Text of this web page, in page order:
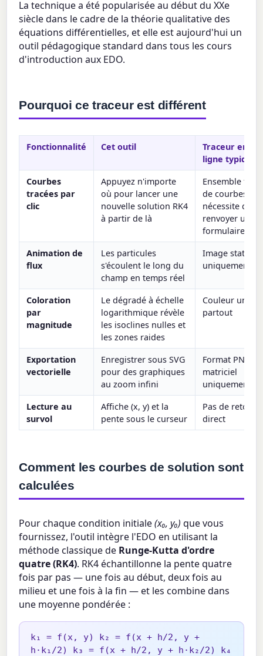
La technique a été popularisée au début du XXe
siècle dans le cadre de la théorie qualitative des
équations différentielles, et elle est aujourd'hui un
outil pédagogique standard dans tous les cours
d'introduction aux EDO.
Pourquoi ce traceur est différent
Fonctionnalité Cet outil
Traceur en
ligne typique
Courbes
tracées par
clic
Appuyez n'importe
où pour lancer une
nouvelle solution RK4
à partir de là
Ensemble fixe
de courbes ;
nécessite de
renvoyer un
formulaire
Animation de
flux
Les particules
s'écoulent le long du
champ en temps réel
Image statique
uniquement
Coloration
par
magnitude
Le dégradé à échelle
logarithmique révèle
les isoclines nulles et
les zones raides
Couleur
partout
Exportation
vectorielle
Enregistrer sous SVG
pour des graphiques
au zoom infini
Format PNG
matriciel
uniquement
Lecture au
survol
Affiche (x, y) et la
pente sous le curseur
Pas de retour
direct
Comment les courbes de solution sont
calculées
Pour chaque condition initiale(x₀, y₀) que vous
fournissez, l'outil intègre l'EDO en utilisant la
méthode classique de Runge-Kutta d'ordre
quatre (RK4). RK4 échantillonne la pente quatre
fois par pas — une fois au début, deux fois au
milieu et une fois à la fin — et les combine dans
une moyenne pondérée :
k₁ = f(x, y) k₂ = f(x + h/2, y +
h·k₁/2) k₃ = f(x + h/2, y + h·k₂/2) k₄